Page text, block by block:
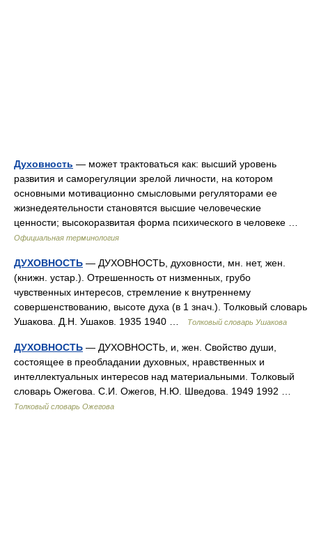
Духовность — может трактоваться как: высший уровень
развития и саморегуляции зрелой личности, на котором
основными мотивационно смысловыми регуляторами ее
жизнедеятельности становятся высшие человеческие
ценности; высокоразвитая форма психического в человеке …
Официальная терминология
ДУХОВНОСТЬ — ДУХОВНОСТЬ, духовности, мн. нет, жен.
(книжн. устар.). Отрешенность от низменных, грубо
чувственных интересов, стремление к внутреннему
совершенствованию, высоте духа (в 1 знач.). Толковый словарь
Ушакова. Д.Н. Ушаков. 1935 1940 …
Толковый словарь Ушакова
ДУХОВНОСТЬ — ДУХОВНОСТЬ, и, жен. Свойство души,
состоящее в преобладании духовных, нравственных и
интеллектуальных интересов над материальными. Толковый
словарь Ожегова. С.И. Ожегов, Н.Ю. Шведова. 1949 1992 …
Толковый словарь Ожегова